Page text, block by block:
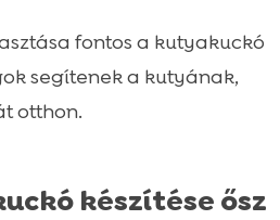
fontos a kutyakuckó
segítenek a kutyának,
otthon.
készítése ősz